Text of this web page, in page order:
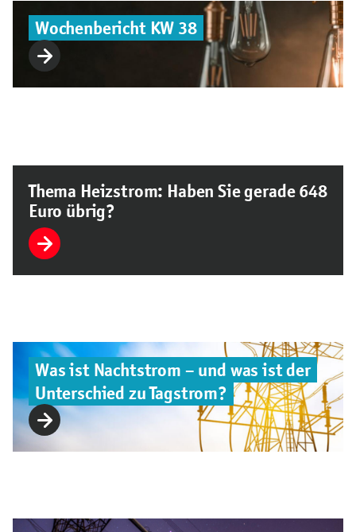
Wochenbericht KW 38
Thema Heizstrom: Haben Sie gerade 648
Euro übrig?
Was ist Nachtstrom – und was ist der
Unterschied zu Tagstrom?